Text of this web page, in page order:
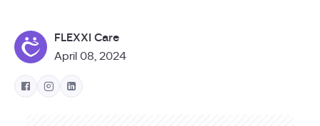
FLEXXI Care
April 08, 2024